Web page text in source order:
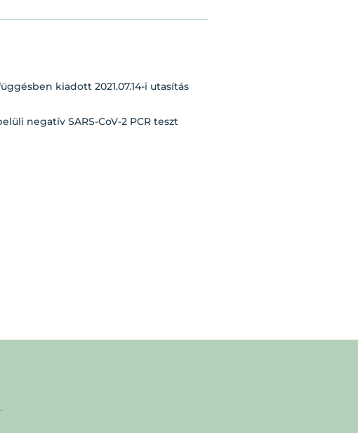
kiadott 2021.07.14-i utasítás
negatív SARS-CoV-2 PCR teszt